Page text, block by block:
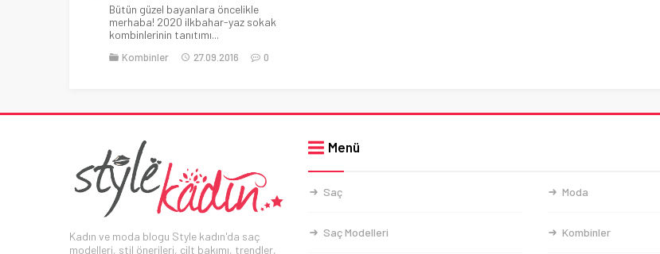
Bütün güzel bayanlara öncelikle
merhaba! 2020 ilkbahar-yaz sokak
kombinlerinin tanıtımı...
Kombinler 27.09.2016 0
Kadın ve moda blogu Style kadın'da saç
modelleri, stil önerileri, cilt bakımı, trendler,
Menü
Saç Moda
Saç Modelleri Kombinler